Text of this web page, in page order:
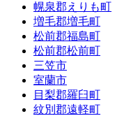
幌泉郡えりも町
増毛郡増毛町
松前郡福島町
松前郡松前町
三笠市
室蘭市
目梨郡羅臼町
紋別郡遠軽町